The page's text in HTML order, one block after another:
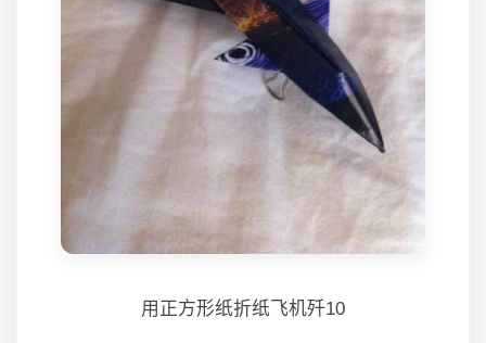
用正方形纸折纸飞机歼10